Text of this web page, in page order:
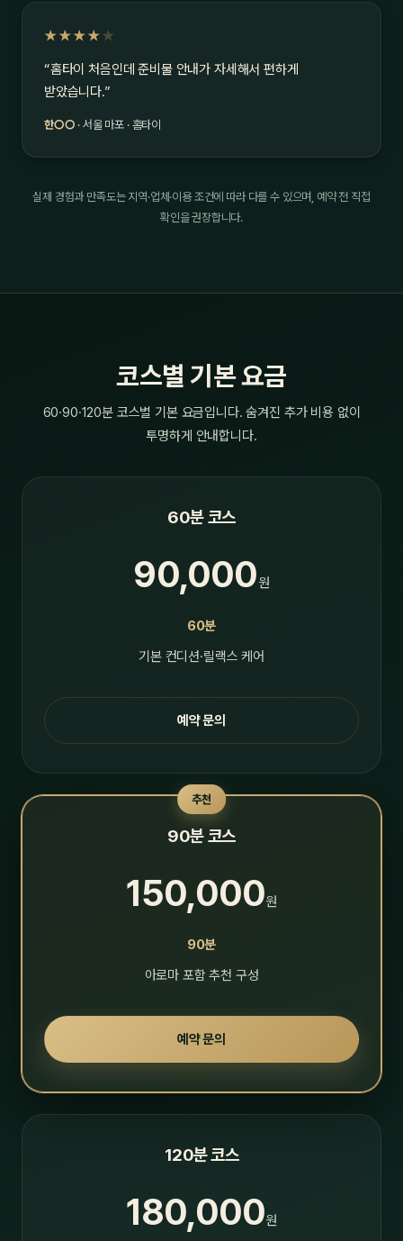
★★★★ ★
“홈타이 처음인데 준비물 안내가 자세해서 편하게
받았습니다.”
한○○ · 서울 마포 · 홈타이
실제 경험과 만족도는 지역·업체·이용 조건에 따라 다를 수 있으며, 예약 전 직접
확인을 권장합니다.
코스별 기본 요금
60·90·120분 코스별 기본 요금입니다. 숨겨진 추가 비용 없이
투명하게 안내합니다.
60분 코스
90,000원
60분
기본 컨디션·릴랙스 케어
예약 문의
추천
90분 코스
150,000원
90분
아로마 포함 추천 구성
예약 문의
120분 코스
180,000원